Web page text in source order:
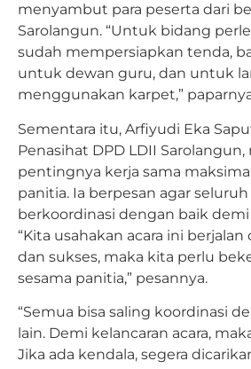
menyambut para peserta dari
Sarolangun. “Untuk bidang
sudah mempersiapkan tenda,
untuk dewan guru, dan untuk
menggunakan karpet,”
Sementara itu, Arfiyudi Eka
Penasihat DPD LDII
pentingnya kerja sama
panitia. Ia berpesan agar
berkoordinasi dengan baik demi
“Kita usahakan acara ini
dan sukses, maka kita perlu
sesama panitia,” pesannya.
“Semua bisa saling koordinasi
lain. Demi kelancaran acara,
Jika ada kendala, segera